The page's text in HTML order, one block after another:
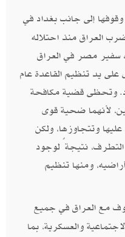
إلى جانب بغداد في
العراق منذ احتلاله
سفير مصر في العراق
على يد تنظيم القاعدة عام
وتحظى قضية مكافحة
لأنهما ضحية قوى
وتتجاوزها، ولكن
نتيجةً لوجود
ومنها تنظيم
مع العراق في جميع
والعسكرية، بما